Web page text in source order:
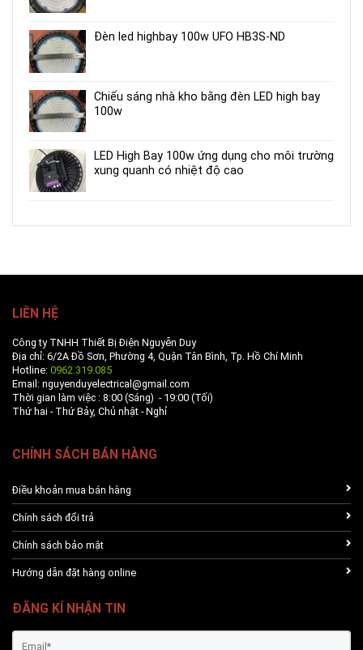
Đèn led highbay 100w UFO HB3S-ND
Chiếu sáng nhà kho bằng đèn LED high bay
100w
LED High Bay 100w ứng dụng cho môi trường
xung quanh có nhiệt độ cao
LIÊN HỆ
Công ty TNHH Thiết Bị Điện Nguyễn Duy
Địa chỉ: 6/2A Đồ Sơn, Phường 4, Quận Tân Bình, Tp. Hồ Chí Minh
Hotline: 0962.319.085
Email: nguyenduyelectrical@gmail.com
Thời gian làm việc : 8:00 (Sáng) - 19:00 (Tối)
Thứ hai - Thứ Bảy, Chủ nhật - Nghỉ
CHÍNH SÁCH BÁN HÀNG
Điều khoản mua bán hàng
Chính sách đổi trả
Chính sách bảo mật
Hướng dẫn đặt hàng online
ĐĂNG KÍ NHẬN TIN